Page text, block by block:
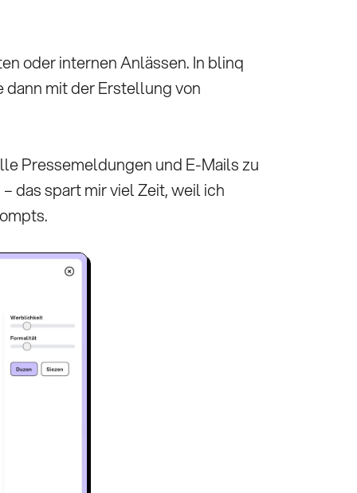
oder internen Anlässen. In blinq
mit der Erstellung von
Pressemeldungen und E-Mails zu
das spart mir viel Zeit, weil ich